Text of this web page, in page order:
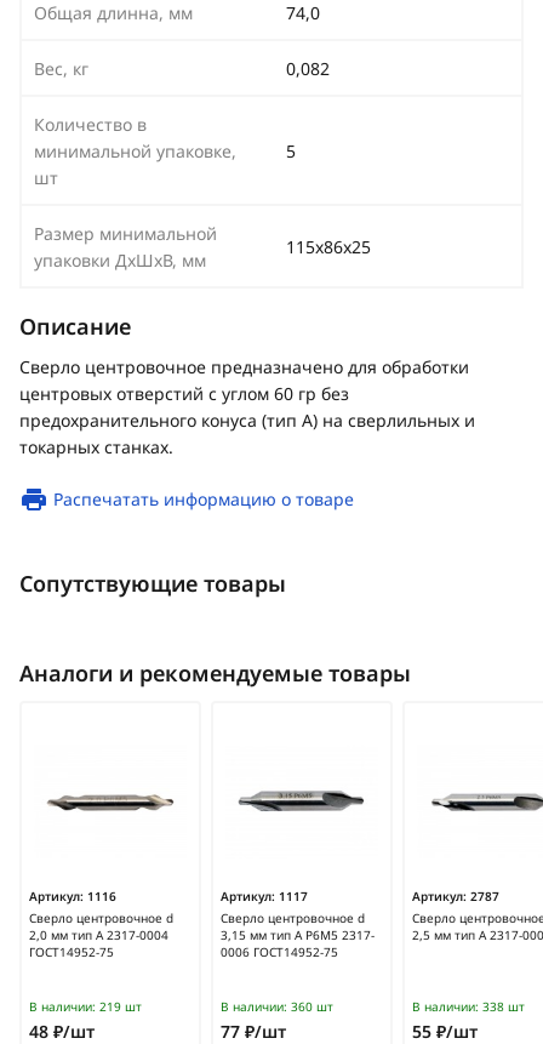
Общая длинна, мм 74,0
Вес, кг 0,082
Количество в
минимальной упаковке,
шт
5
Размер минимальной
упаковки ДхШхВ, мм
115х86х25
Описание
Сверло центровочное предназначено для обработки
центровых отверстий с углом 60 гр без
предохранительного конуса (тип А) на сверлильных и
токарных станках.
Распечатать информацию о товаре
Сопутствующие товары
Аналоги и рекомендуемые товары
Артикул: 1116
Сверло центровочное d
2,0 мм тип А 2317-0004
ГОСТ14952-75
В наличии: 219 шт
48 ₽/шт
Артикул: 1117
Сверло центровочное d
3,15 мм тип А Р6М5 2317-
0006 ГОСТ14952-75
В наличии: 360 шт
77 ₽/шт
Артикул: 2787
Сверло
2,5 мм тип А 2317-
В наличии: 338 шт
55 ₽/шт